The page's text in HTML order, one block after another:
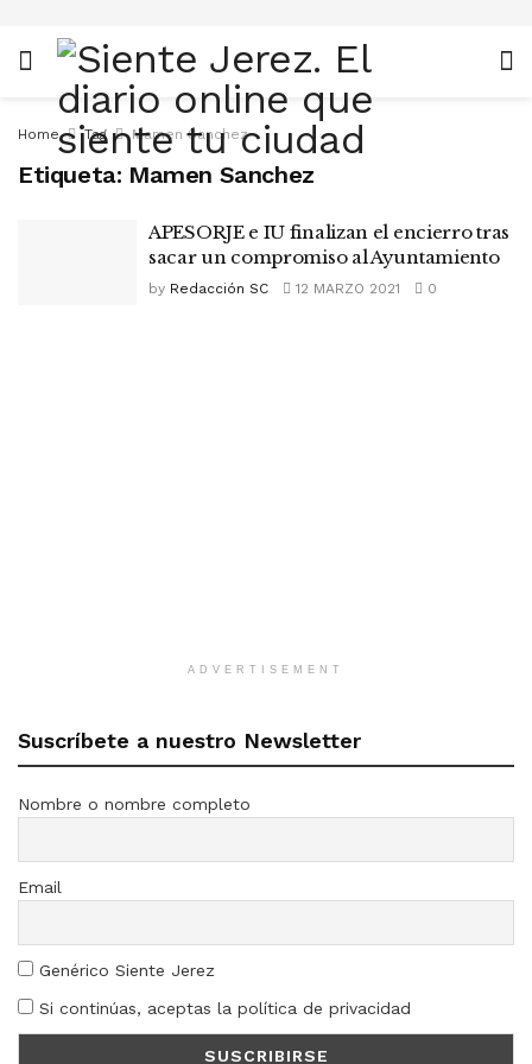
Home Tag Mamen Sanchez
Etiqueta: Mamen Sanchez
APESORJE e IU finalizan el encierro tras
sacar un compromiso al Ayuntamiento
by Redacción SC 12 MARZO 2021 0
ADVERTISEMENT
Suscríbete a nuestro Newsletter
Nombre o nombre completo
Email
Genérico Siente Jerez
Si continúas, aceptas la política de privacidad